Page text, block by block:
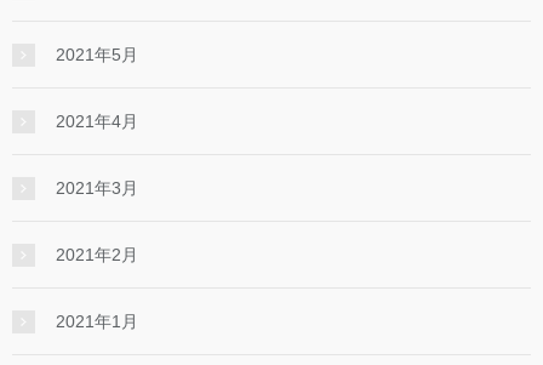
2021年5月
2021年4月
2021年3月
2021年2月
2021年1月